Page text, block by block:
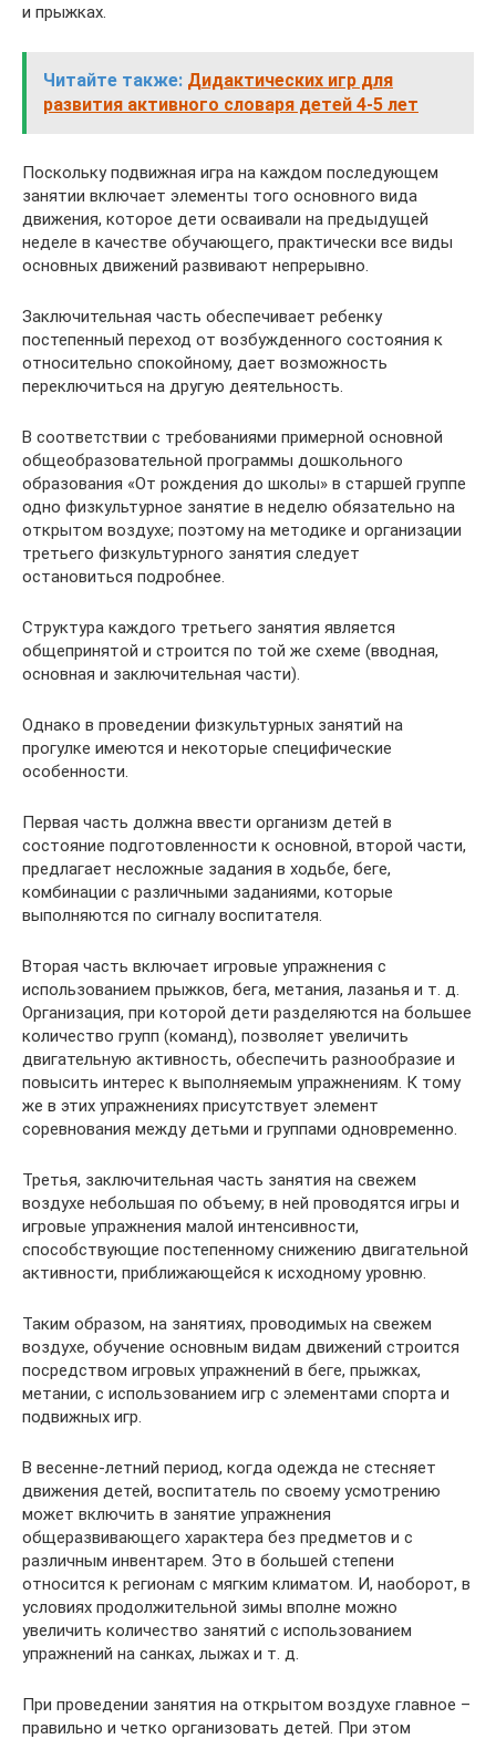
и прыжках.
Читайте также: Дидактических игр для
развития активного словаря детей 4-5 лет
Поскольку подвижная игра на каждом последующем
занятии включает элементы того основного вида
движения, которое дети осваивали на предыдущей
неделе в качестве обучающего, практически все виды
основных движений развивают непрерывно.
Заключительная часть обеспечивает ребенку
постепенный переход от возбужденного состояния к
относительно спокойному, дает возможность
переключиться на другую деятельность.
В соответствии с требованиями примерной основной
общеобразовательной программы дошкольного
образования «От рождения до школы» в старшей группе
одно физкультурное занятие в неделю обязательно на
открытом воздухе; поэтому на методике и организации
третьего физкультурного занятия следует
остановиться подробнее.
Структура каждого третьего занятия является
общепринятой и строится по той же схеме (вводная,
основная и заключительная части).
Однако в проведении физкультурных занятий на
прогулке имеются и некоторые специфические
особенности.
Первая часть должна ввести организм детей в
состояние подготовленности к основной, второй части,
предлагает несложные задания в ходьбе, беге,
комбинации с различными заданиями, которые
выполняются по сигналу воспитателя.
Вторая часть включает игровые упражнения с
использованием прыжков, бега, метания, лазанья и т. д.
Организация, при которой дети разделяются на большее
количество групп (команд), позволяет увеличить
двигательную активность, обеспечить разнообразие и
повысить интерес к выполняемым упражнениям. К тому
же в этих упражнениях присутствует элемент
соревнования между детьми и группами одновременно.
Третья, заключительная часть занятия на свежем
воздухе небольшая по объему; в ней проводятся игры и
игровые упражнения малой интенсивности,
способствующие постепенному снижению двигательной
активности, приближающейся к исходному уровню.
Таким образом, на занятиях, проводимых на свежем
воздухе, обучение основным видам движений строится
посредством игровых упражнений в беге, прыжках,
метании, с использованием игр с элементами спорта и
подвижных игр.
В весенне-летний период, когда одежда не стесняет
движения детей, воспитатель по своему усмотрению
может включить в занятие упражнения
общеразвивающего характера без предметов и с
различным инвентарем. Это в большей степени
относится к регионам с мягким климатом. И, наоборот, в
условиях продолжительной зимы вполне можно
увеличить количество занятий с использованием
упражнений на санках, лыжах и т. д.
При проведении занятия на открытом воздухе главное –
правильно и четко организовать детей. При этом